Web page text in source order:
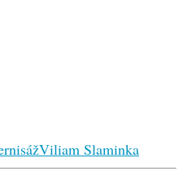
Viliam Slaminka